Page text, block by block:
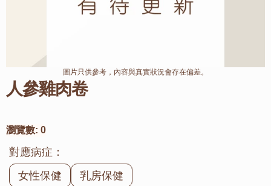
人參雞肉卷
瀏覽數: 0
對應病症：
女性保健
乳房保健
圖片只供參考，內容與真實狀況會存在偏差。